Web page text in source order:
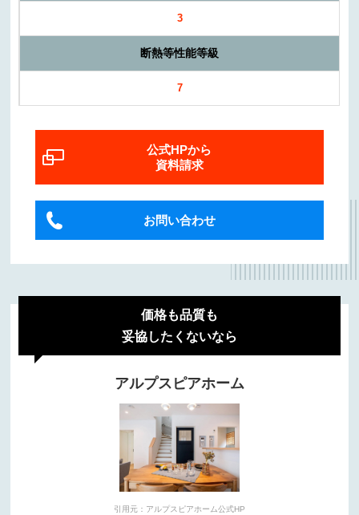
価格も品質も
妥協したくないなら
アルプスピアホーム
引用元：アルプスピアホーム公式HP
3
断熱等性能等級
7
公式HPから
資料請求
お問い合わせ